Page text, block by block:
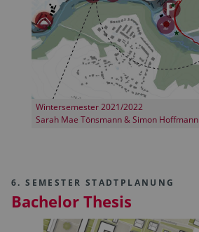
Wintersemester 2021/2022
Sarah Mae Tönsmann & Simon Hoffmann
6. SEMESTER STADTPLANUNG
Bachelor Thesis